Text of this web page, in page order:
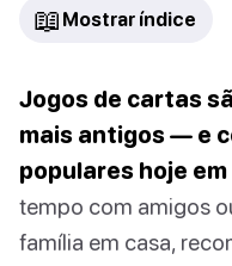
📖 Mostrar índice
Jogos de cartas
mais antigos — e
populares hoje em
tempo com amigos
família em casa,